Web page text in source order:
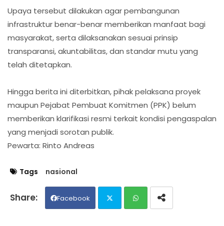
Upaya tersebut dilakukan agar pembangunan
infrastruktur benar-benar memberikan manfaat bagi
masyarakat, serta dilaksanakan sesuai prinsip
transparansi, akuntabilitas, dan standar mutu yang
telah ditetapkan.
Hingga berita ini diterbitkan, pihak pelaksana proyek
maupun Pejabat Pembuat Komitmen (PPK) belum
memberikan klarifikasi resmi terkait kondisi pengaspalan
yang menjadi sorotan publik.
Pewarta: Rinto Andreas
Tags nasional
Facebook